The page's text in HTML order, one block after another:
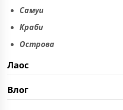
Самуи
Краби
Острова
Лаос
Влог